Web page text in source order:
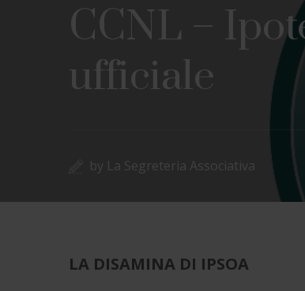
CCNL –
ufficiale
by La Segreteria Associativa
LA DISAMINA DI IPSOA